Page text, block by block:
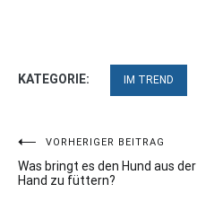
KATEGORIE: IM TREND
Beitragsnavigation
VORHERIGER BEITRAG
Was bringt es den Hund aus der
Hand zu füttern?